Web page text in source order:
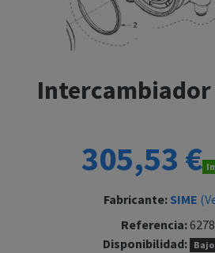
Intercambiador
305,53 €
Fabricante: SIME
Referencia:
Disponibilidad: